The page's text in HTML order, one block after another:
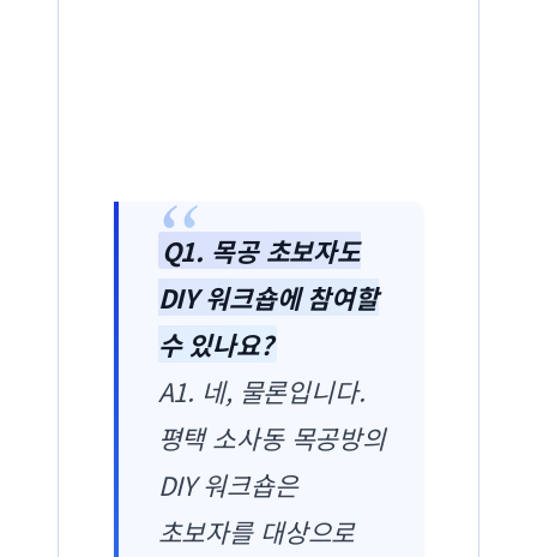
Q1. 목공 초보자도
DIY 워크숍에 참여할
수 있나요?
A1. 네, 물론입니다.
평택 소사동 목공방의
DIY 워크숍은
초보자를 대상으로